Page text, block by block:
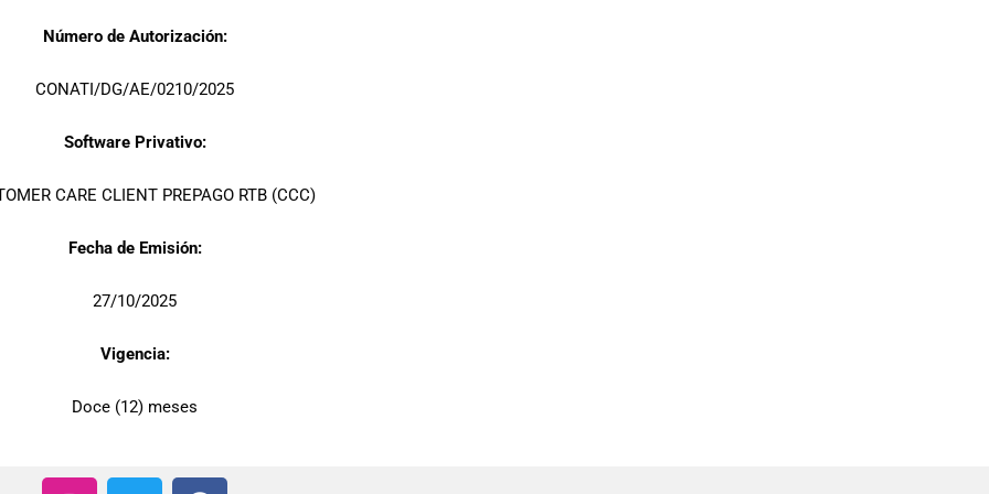
Número de Autorización:
CONATI/DG/AE/0210/2025
Software Privativo:
CARE CLIENT PREPAGO RTB (CCC)
Fecha de Emisión:
27/10/2025
Vigencia:
Doce (12) meses